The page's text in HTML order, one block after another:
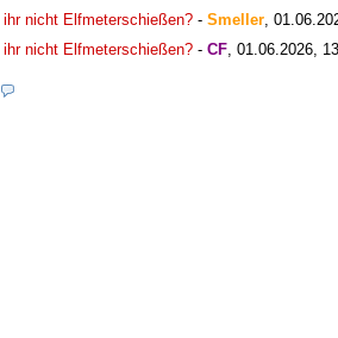
ihr nicht Elfmeterschießen? - Smeller
ihr nicht Elfmeterschießen? - CF 01.06.2026,